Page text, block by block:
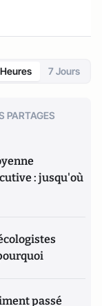
7 Jours
PARTAGES
: jusqu'où
passé